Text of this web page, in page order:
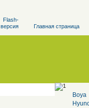
Flash-
версия
Главная страница
Boya